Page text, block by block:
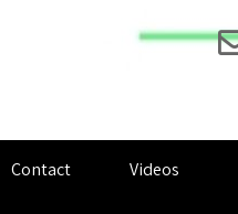
Contact Videos